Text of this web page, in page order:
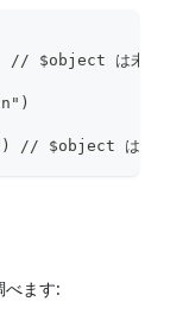
$object は未定義
$object は空({})で
べます: